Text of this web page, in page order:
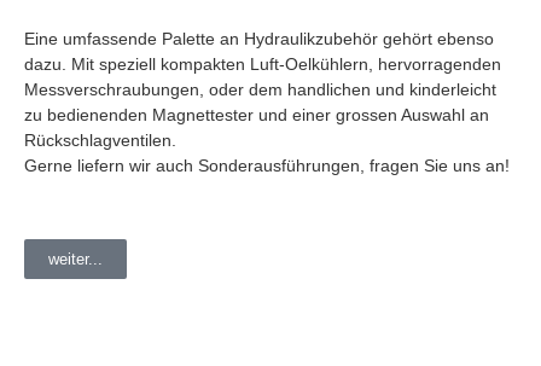
Eine umfassende Palette an Hydraulikzubehör gehört ebenso
dazu. Mit speziell kompakten Luft-Oelkühlern, hervorragenden
Messverschraubungen, oder dem handlichen und kinderleicht
zu bedienenden Magnettester und einer grossen Auswahl an
Rückschlagventilen.
Gerne liefern wir auch Sonderausführungen, fragen Sie uns an!
weiter...